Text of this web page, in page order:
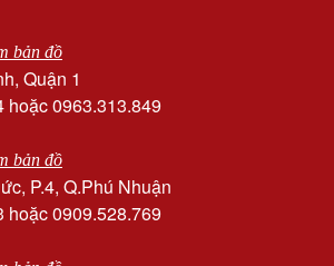
bản đồ
Quận 1
hoặc 0963.313.849
bản đồ
P.4, Q.Phú Nhuận
hoặc 0909.528.769